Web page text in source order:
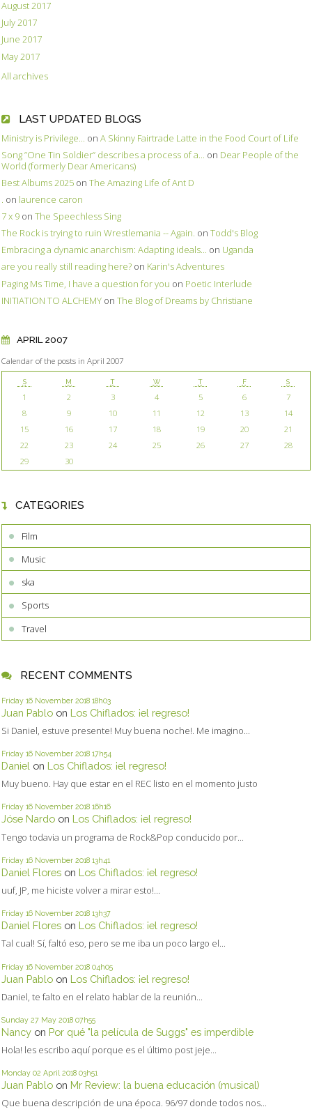
August 2017
July 2017
June 2017
May 2017
All archives
LAST UPDATED BLOGS
Ministry is Privilege... on A Skinny Fairtrade Latte in the Food Court of Life
Song ”One Tin Soldier” describes a process of a... on Dear People of the
World (formerly Dear Americans)
Best Albums 2025 on The Amazing Life of Ant D
. on laurence caron
7 x 9 on The Speechless Sing
The Rock is trying to ruin Wrestlemania -- Again. on Todd's Blog
Embracing a dynamic anarchism: Adapting ideals... on Uganda
are you really still reading here? on Karin's Adventures
Paging Ms Time, I have a question for you on Poetic Interlude
INITIATION TO ALCHEMY on The Blog of Dreams by Christiane
APRIL 2007
Calendar of the posts in April 2007
S M T W T F S
1 2 3 4 5 6
7
8
9 10 11 12 13
14
15
16 17 18 19 20
21
22
23 24 25 26 27
28
29
30
CATEGORIES
Film
Music
ska
Sports
Travel
RECENT COMMENTS
Friday 16 November 2018 18h03
Juan Pablo on Los Chiflados: ¡el regreso!
Si Daniel, estuve presente! Muy buena noche!. Me imagino...
Friday 16 November 2018 17h54
Daniel on Los Chiflados: ¡el regreso!
Muy bueno. Hay que estar en el REC listo en el momento justo
Friday 16 November 2018 16h16
Jóse Nardo on Los Chiflados: ¡el regreso!
Tengo todavia un programa de Rock&Pop conducido por...
Friday 16 November 2018 13h41
Daniel Flores on Los Chiflados: ¡el regreso!
uuf, JP, me hiciste volver a mirar esto!...
Friday 16 November 2018 13h37
Daniel Flores on Los Chiflados: ¡el regreso!
Tal cual! Sí, faltó eso, pero se me iba un poco largo el...
Friday 16 November 2018 04h05
Juan Pablo on Los Chiflados: ¡el regreso!
Daniel, te falto en el relato hablar de la reunión...
Sunday 27 May 2018 07h55
Nancy on Por qué "la película de Suggs" es imperdible
Hola! les escribo aquí porque es el último post jeje...
Monday 02 April 2018 03h51
Juan Pablo on Mr Review: la buena educación (musical)
Que buena descripción de una época. 96/97 donde todos nos...